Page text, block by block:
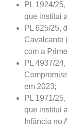
PL 1924/
que institui
PL 625/25,
Cavalcante
com a
PL 4937/
em 2023;
PL 1971/
que institui
Infância no